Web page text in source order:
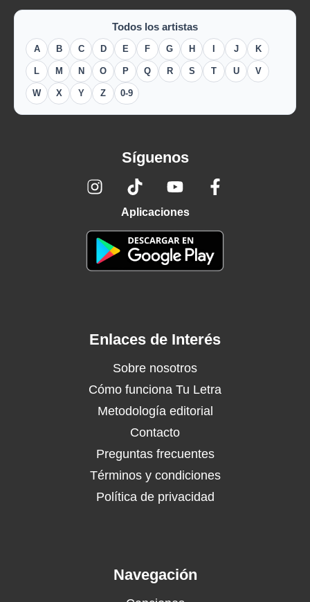
Todos los artistas
A B C D E F G H J K
L M N O P Q R S T U V
W X Y Z 0-9
Síguenos
Aplicaciones
Enlaces de Interés
Sobre nosotros
Cómo funciona Tu Letra
Metodología editorial
Contacto
Preguntas frecuentes
Términos y condiciones
Política de privacidad
Navegación